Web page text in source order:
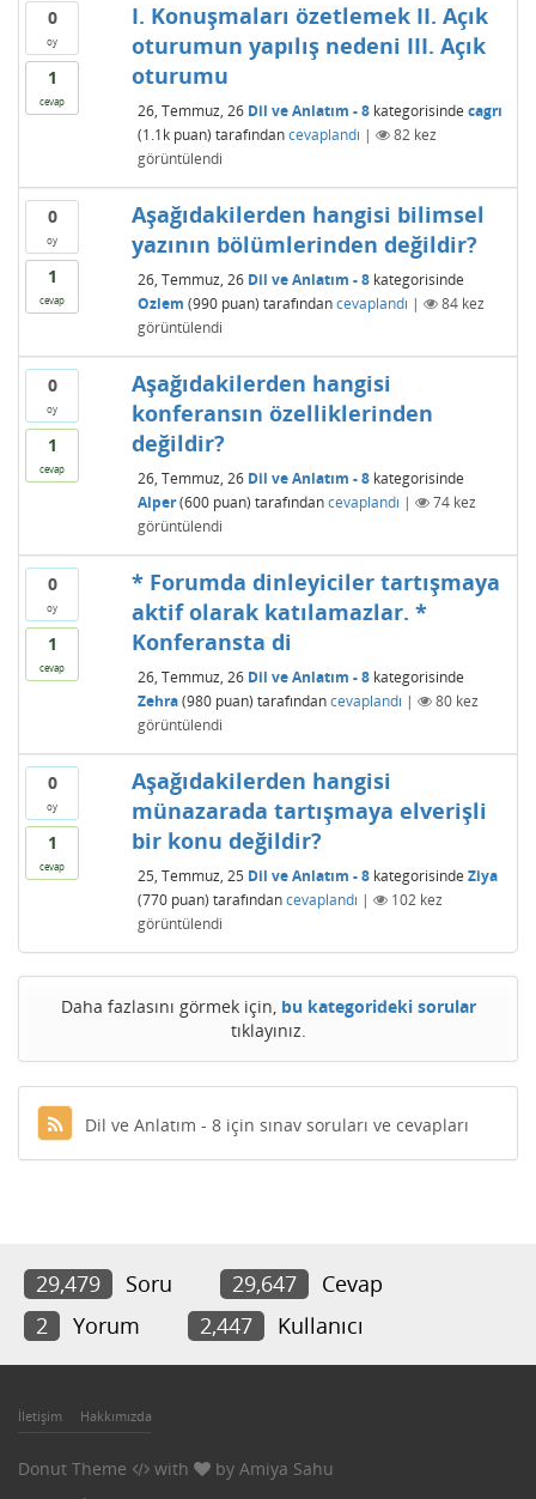
0
oy
1
cevap
I. Konuşmaları özetlemek II. Açık
oturumun yapılış nedeni III. Açık
oturumu
26, Temmuz, 26 Dil ve Anlatım - 8kategorisinde cagrı
(1.1kpuan) tarafından cevaplandı | 82kez
görüntülendi
0
oy
1
cevap
Aşağıdakilerden hangisi bilimsel
yazının bölümlerinden değildir?
26, Temmuz, 26 Dil ve Anlatım - 8kategorisinde
Ozlem (990puan) tarafından cevaplandı | 84kez
görüntülendi
0
oy
1
cevap
Aşağıdakilerden hangisi
konferansın özelliklerinden
değildir?
26, Temmuz, 26 Dil ve Anlatım - 8kategorisinde
Alper (600puan) tarafından cevaplandı | 74kez
görüntülendi
0
oy
1
cevap
* Forumda dinleyiciler tartışmaya
aktif olarak katılamazlar. *
Konferansta di
26, Temmuz, 26 Dil ve Anlatım - 8kategorisinde
Zehra (980puan) tarafından cevaplandı | 80kez
görüntülendi
0
oy
1
cevap
Aşağıdakilerden hangisi
münazarada tartışmaya elverişli
bir konu değildir?
25, Temmuz, 25 Dil ve Anlatım - 8kategorisinde Ziya
(770puan) tarafından cevaplandı | 102kez
görüntülendi
Daha fazlasını görmek için, bu kategorideki sorular
tıklayınız.
Dil ve Anlatım - 8 için sınav soruları ve cevapları
29,479 Soru 29,647
Cevap
2
Yorum 2,447 Kullanıcı
İletişim Hakkımızda
Donut Theme with by Amiya Sahu